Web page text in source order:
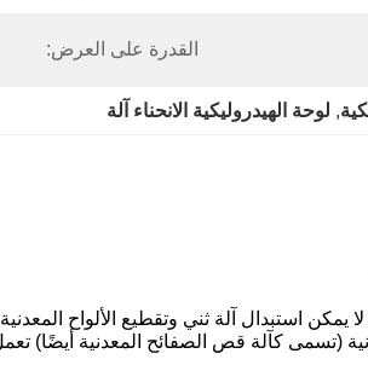
القدرة على العرض:
, لوحة الهيدروليكية الانحناء آلة
يمكن استبدال آلة ثني وتقطيع الألواح
(تسمى كآلة قص الصفائح المعدنية أيضًا)